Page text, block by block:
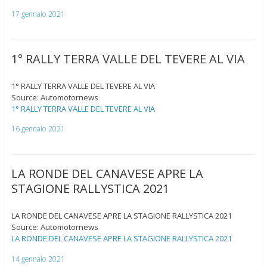
17 gennaio 2021
1° RALLY TERRA VALLE DEL TEVERE AL VIA
1° RALLY TERRA VALLE DEL TEVERE AL VIA
Source: Automotornews
1° RALLY TERRA VALLE DEL TEVERE AL VIA
16 gennaio 2021
LA RONDE DEL CANAVESE APRE LA
STAGIONE RALLYSTICA 2021
LA RONDE DEL CANAVESE APRE LA STAGIONE RALLYSTICA 2021
Source: Automotornews
LA RONDE DEL CANAVESE APRE LA STAGIONE RALLYSTICA 2021
14 gennaio 2021